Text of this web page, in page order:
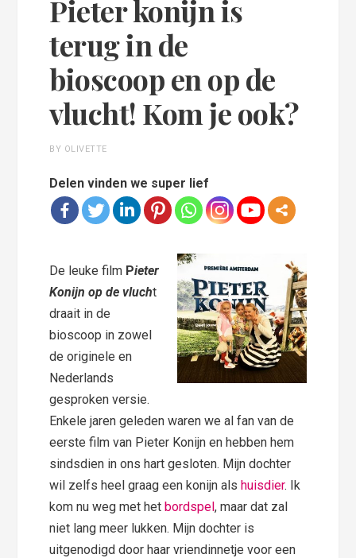
Pieter konijn is
terug in de
bioscoop en op de
vlucht! Kom je ook?
BY OLIVETTE
Delen vinden we super lief
De leuke film Pieter
Konijn op de vlucht
draait in de
bioscoop in zowel
de originele en
Nederlands
gesproken versie.
Enkele jaren geleden waren we al fan van de
eerste film van Pieter Konijn en hebben hem
sindsdien in ons hart gesloten. Mijn dochter
wil zelfs heel graag een konijn alshuisdier. Ik
kom nu weg met hetbordspel, maar dat zal
niet lang meer lukken. Mijn dochter is
uitgenodigd door haar vriendinnetje voor een